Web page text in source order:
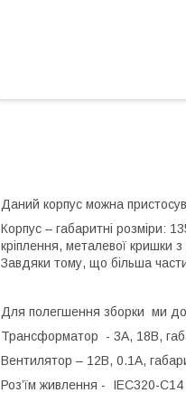
Даний корпус можна
Корпус – габаритні розміри:
кріплення, металевої кришки
Завдяки тому, що більша
Для полегшення зборки ми
Трансформатор - 3А, 18В,
Вентилятор – 12В, 0.1А,
Роз’їм живлення - IEC320-C14